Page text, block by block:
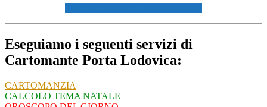
Eseguiamo i seguenti servizi di
Cartomante Porta Lodovica:
CARTOMANZIA
CALCOLO TEMA NATALE